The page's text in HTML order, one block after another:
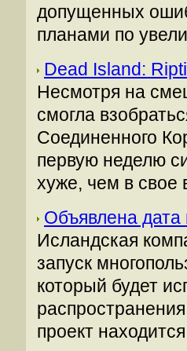
допущенных
планами по
Dead Island:
Несмотря на
смогла
Соединенного
первую неделю
хуже, чем в свое
Объявлена
Исландская
запуск
который будет
проект